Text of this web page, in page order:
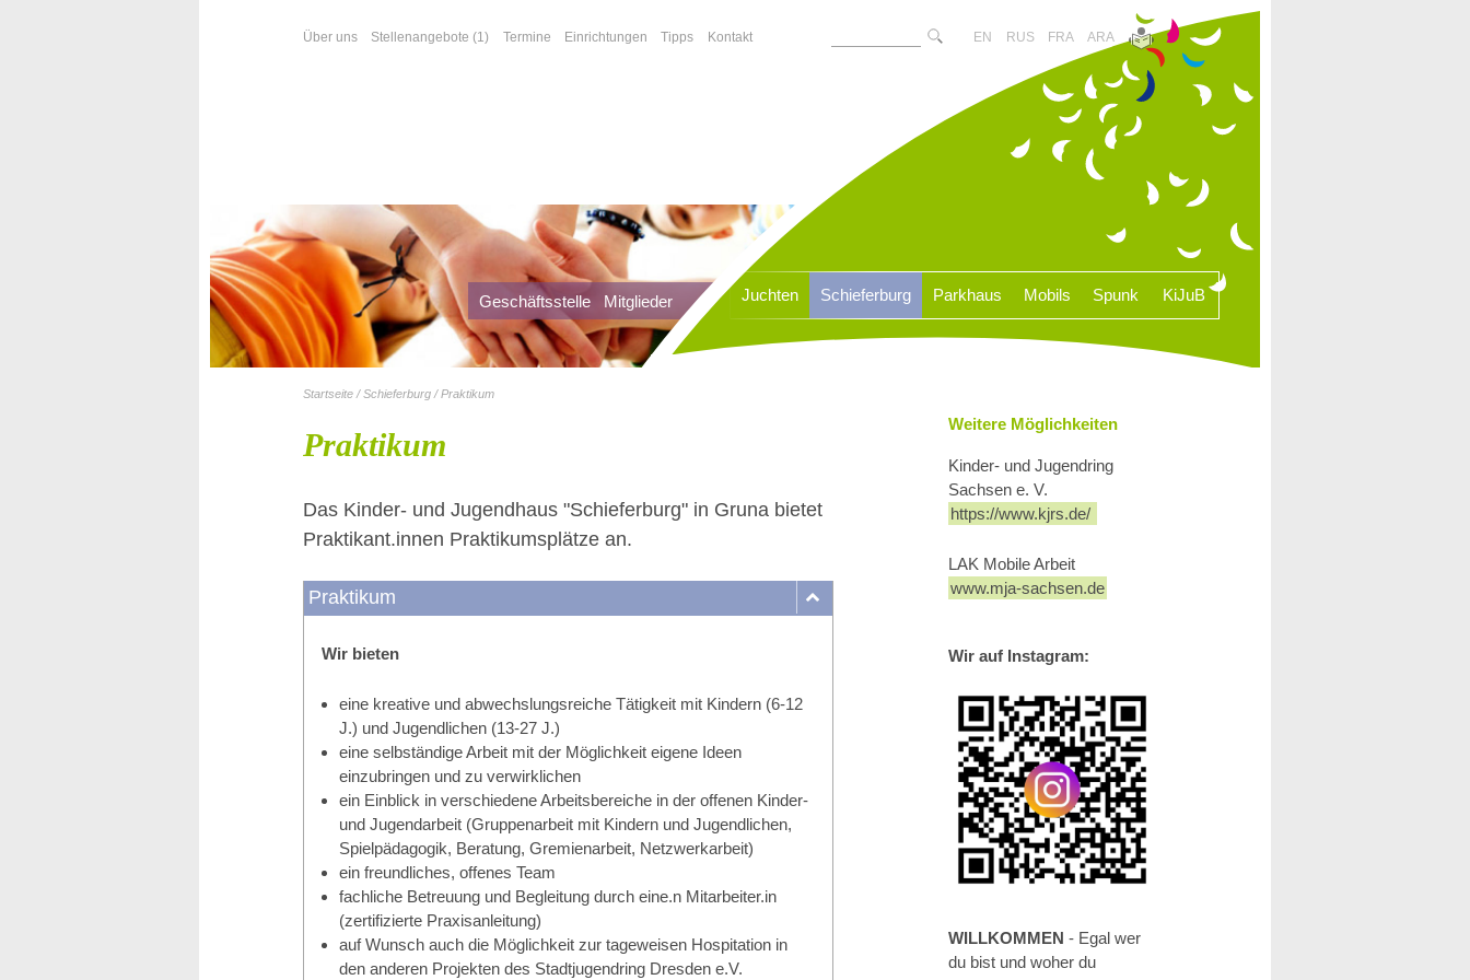
Praktikum
Das Kinder- und Jugendhaus "Schieferburg" in Gruna bietet
Praktikant.innen Praktikumsplätze an.
Praktikum
Wir bieten
eine kreative und abwechslungsreiche Tätigkeit mit Kindern (6-12
J.) und Jugendlichen (13-27 J.)
eine selbständige Arbeit mit der Möglichkeit eigene Ideen
einzubringen und zu verwirklichen
ein Einblick in verschiedene Arbeitsbereiche in der offenen Kinder-
und Jugendarbeit (Gruppenarbeit mit Kindern und Jugendlichen,
Spielpädagogik, Beratung, Gremienarbeit, Netzwerkarbeit)
ein freundliches, offenes Team
fachliche Betreuung und Begleitung durch eine.n Mitarbeiter.in
(zertifizierte Praxisanleitung)
auf Wunsch auch die Möglichkeit zur tageweisen Hospitation in
den anderen Projekten des Stadtjugendring Dresden e.V.
Weitere Möglichkeiten
Kinder- und Jugendring
Sachsen e. V.
https://www.kjrs.de/
LAK Mobile Arbeit
www.mja-sachsen.de
Wir auf Instagram:
WILLKOMMEN - Egal wer
du bist und woher du
Geschäftsstelle Mitglieder
Geschäftsstelle Mitglieder
Startseite / Schieferburg / Praktikum
Juchten Schieferburg Parkhaus Mobils Spunk KiJuB
Über uns Stellenangebote (1) Termine Einrichtungen Tipps Kontakt EN RUS FRA ARA